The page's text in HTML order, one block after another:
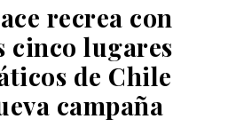
recrea con
cinco lugares
de Chile
campaña